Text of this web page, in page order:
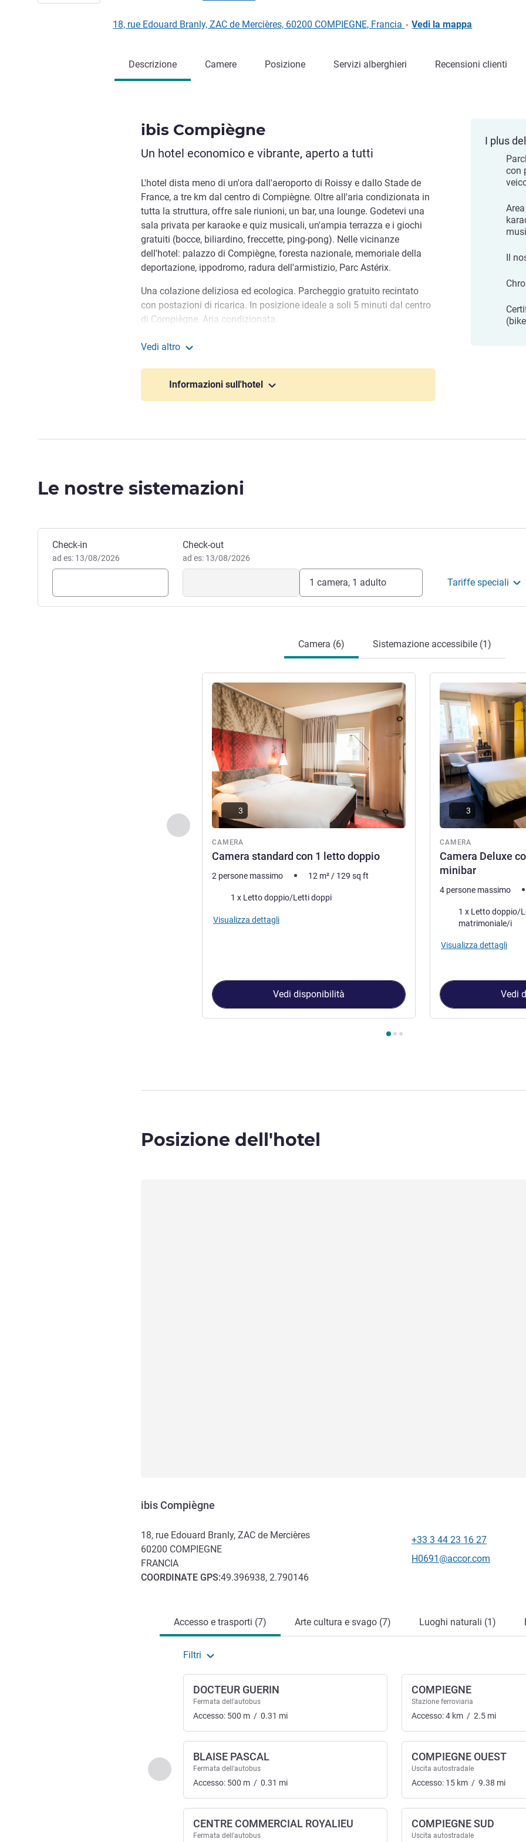
18, rue Edouard Branly, ZAC de Mercières, 60200 COMPIEGNE, Francia - Vedi la mappa
Descrizione Camere Posizione Servizi alberghieri Recensioni clienti
ibis Compiègne
Un hotel economico e vibrante, aperto a tutti
L'hotel dista meno di un'ora dall'aeroporto di Roissy e dallo Stade de
France, a tre km dal centro di Compiègne. Oltre all'aria condizionata in
tutta la struttura, offre sale riunioni, un bar, una lounge. Godetevi una
sala privata per karaoke e quiz musicali, un'ampia terrazza e i giochi
gratuiti (bocce, biliardino, freccette, ping-pong). Nelle vicinanze
dell'hotel: palazzo di Compiègne, foresta nazionale, memoriale della
deportazione, ippodromo, radura dell'armistizio, Parc Astérix.
Una colazione deliziosa ed ecologica. Parcheggio gratuito recintato
con postazioni di ricarica. In posizione ideale a soli 5 minuti dal centro
di Compiègne. Aria condizionata.
un'esperienza di soggiorno memorabile e farvi tornare a casa con
ricordi indimenticabili...
Non sono solo parole, ma il nostro vero obiettivo.
Vedi altro
Informazioni sull'hotel
I plus
con
Il
Le nostre sistemazioni
Prenota questo hotel
Check-in
ad es: 13/08/2026
Check-out
ad es: 13/08/2026
1 camera, 1 adulto Tariffe speciali
Camera (6) Sistemazione accessibile (1)
Precedente - Camera
CAMERA
Camera standard con 1 letto doppio
Visualizza dettagli
3
2 persone massimo 12 m² / 129 sq ft
Biancheria da letto
1 x Letto doppio/Letti doppi
Visualizza dettagli
Vedi disponibilità
CAMERA
Camera Deluxe
minibar
Visualizza dettagli
3
4 persone massimo
Biancheria da letto
1 x Letto doppio/Letti doppi
matrimoniale/i
Visualizza dettagli
Vedi
Posizione dell'hotel
ibis Compiègne
18, rue Edouard Branly, ZAC de Mercières
60200 COMPIEGNE
FRANCIA
COORDINATE GPS:49.396938, 2.790146
Telefono
+33 3 44 23 16 27
E-mail di contatto
H0691@accor.com
Accesso e trasporti (7) Arte cultura e svago (7) Luoghi naturali (1)
Filtri
Precedente - Accesso e trasporti
DOCTEUR GUERIN
Fermata dell'autobus
Accesso: 500 m / 0.31 mi
BLAISE PASCAL
Fermata dell'autobus
Accesso: 500 m / 0.31 mi
CENTRE COMMERCIAL ROYALIEU
Fermata dell'autobus
COMPIEGNE
Stazione ferroviaria
Accesso:4 km / 2.5 mi
COMPIEGNE OUEST
Uscita autostradale
Accesso: 15 km / 9.38 mi
COMPIEGNE SUD
Uscita autostradale